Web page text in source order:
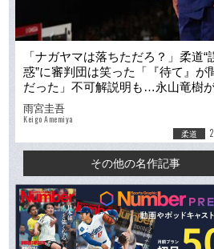
「ナガヤマは落ちただろ？」柔道“
惑”に審判団は笑った「『待て』が
だった」不可解説明も…永山竜樹
に見せた涙「自分のスキだった」
雨宮圭吾
Keigo Amemiya
柔道
その他の名作記事